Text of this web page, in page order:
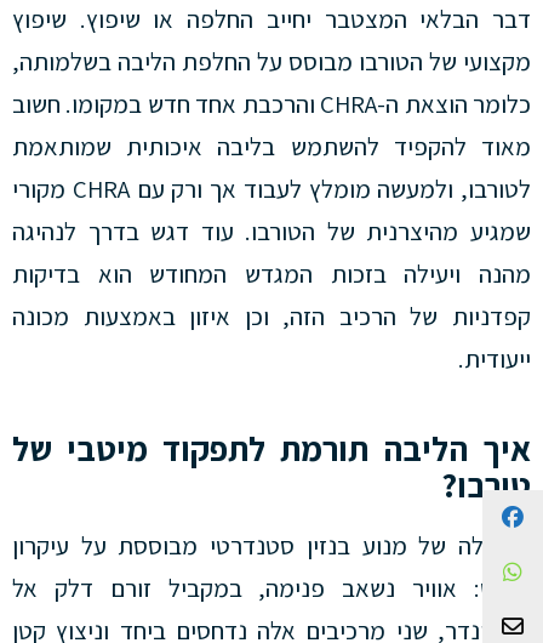
דבר הבלאי המצטבר יחייב החלפה או שיפוץ. שיפוץ
מקצועי של הטורבו מבוסס על החלפת הליבה בשלמותה,
כלומר הוצאת ה-CHRA והרכבת אחד חדש במקומו. חשוב
מאוד להקפיד להשתמש בליבה איכותית שמותאמת
לטורבו, ולמעשה מומלץ לעבוד אך ורק עם CHRA מקורי
שמגיע מהיצרנית של הטורבו. עוד דגש בדרך לנהיגה
מהנה ויעילה בזכות המגדש המחודש הוא בדיקות
קפדניות של הרכיב הזה, וכן איזון באמצעות מכונה
ייעודית.
איך הליבה תורמת לתפקוד מיטבי של
טורבו?
הפעולה של מנוע בנזין סטנדרטי מבוססת על עיקרון
פשוט: אוויר נשאב פנימה, במקביל זורם דלק אל
הצילינדר, שני מרכיבים אלה נדחסים ביחד וניצוץ קטן
צור קשר